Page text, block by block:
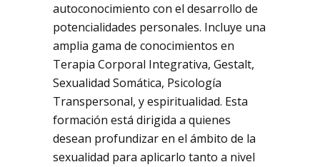
autoconocimiento con el desarrollo de
potencialidades personales. Incluye una
amplia gama de conocimientos en
Terapia Corporal Integrativa, Gestalt,
Sexualidad Somática, Psicología
Transpersonal, y espiritualidad. Esta
formación está dirigida a quienes
desean profundizar en el ámbito de la
sexualidad para aplicarlo tanto a nivel